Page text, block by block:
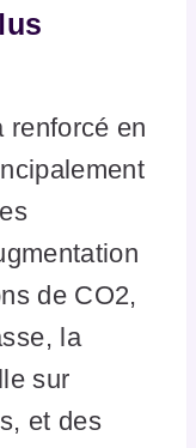
renforcé en
de CO2,
la
sur
et des